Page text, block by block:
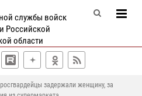
службы войск
Российской
области
задержали женщину, за